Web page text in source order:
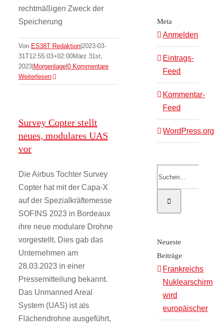
rechtmäßigen Zweck der
Speicherung
Von ES38T Redaktion 2023-03-
31T12:55:03+02:00März 31st,
2023 Morgenlage 0 Kommentare
Weiterlesen
Survey Copter stellt
neues, modulares UAS
vor
Die Airbus Tochter Survey
Copter hat mit der Capa-X
auf der Spezialkräftemesse
SOFINS 2023 in Bordeaux
ihre neue modulare Drohne
vorgestellt. Dies gab das
Unternehmen am
28.03.2023 in einer
Pressemitteilung bekannt.
Das Unmanned Areal
System (UAS) ist als
Flächendrohne ausgeführt,
Meta
Anmelden
Eintrags-
Feed
Kommentar-
Feed
WordPress.org
Neueste
Beiträge
Frankreichs
Nuklearschirm
wird
europäischer